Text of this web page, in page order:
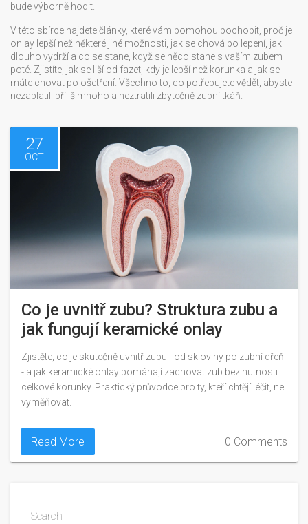
bude výborně hodit.
V této sbírce najdete články, které vám pomohou pochopit, proč je
onlay lepší než některé jiné možnosti, jak se chová po lepení, jak
dlouho vydrží a co se stane, když se něco stane s vaším zubem
poté. Zjistíte, jak se liší od fazet, kdy je lepší než korunka a jak se
máte chovat po ošetření. Všechno to, co potřebujete vědět, abyste
nezaplatili příliš mnoho a neztratili zbytečně zubní tkáň.
27
OCT
Co je uvnitř zubu? Struktura zubu a
jak fungují keramické onlay
Zjistěte, co je skutečně uvnitř zubu - od skloviny po zubní dřeň
- a jak keramické onlay pomáhají zachovat zub bez nutnosti
celkové korunky. Praktický průvodce pro ty, kteří chtějí léčit, ne
vyměňovat.
Read More 0 Comments
Search